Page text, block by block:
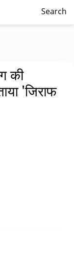
Search
की
'जिराफ